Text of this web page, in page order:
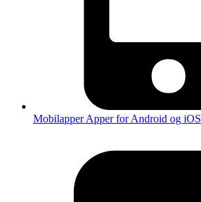
MobilapperApper for Android og iOS